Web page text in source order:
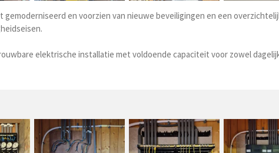
en voorzien van nieuwe beveiligingen en een
elektrische installatie met voldoende capaciteit voor zowel